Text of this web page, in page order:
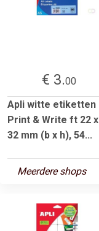
€ 3.00
Apli witte etiketten
Print & Write ft 22 x
32 mm (b x h), 54...
Meerdere shops